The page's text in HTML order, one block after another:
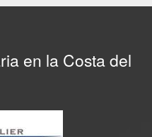
en la Costa del